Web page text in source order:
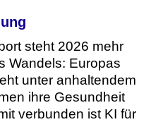
steht 2026 mehr
Wandels: Europas
unter anhaltendem
ihre Gesundheit
verbunden ist KI für